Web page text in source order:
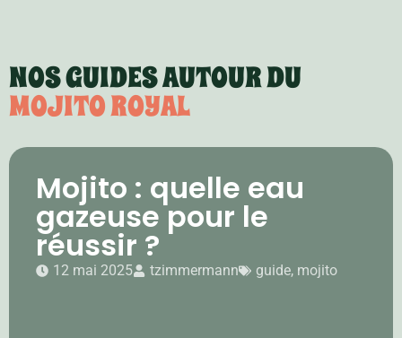
NOS GUIDES AUTOUR DU
MOJITO ROYAL
Mojito : quelle eau
gazeuse pour le
réussir ?
12 mai 2025 tzimmermann guide, mojito